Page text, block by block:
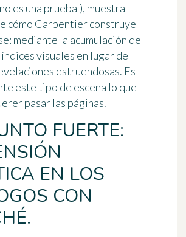
es una prueba'), muestra
cómo Carpentier construye
mediante la acumulación de
visuales en lugar de
estruendosas. Es
este tipo de escena lo que
pasar las páginas.
FUERTE:
EN LOS
CON